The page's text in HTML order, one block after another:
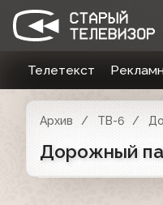
Телетекст
Архив ТВ-6
Дорожный